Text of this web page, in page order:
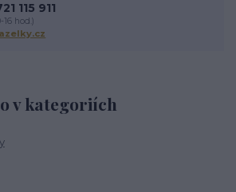
v kategoriích
115 911
16 hod.)